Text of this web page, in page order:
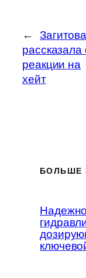
←
Загитова
рассказала
реакции на
хейт
БОЛЬШЕ